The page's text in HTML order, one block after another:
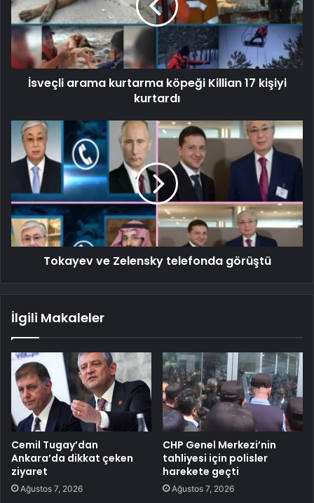
İsveçli arama kurtarma köpeği Killian 17 kişiyi
kurtardı
Tokayev ve Zelensky telefonda görüştü
İlgili Makaleler
Cemil Tugay’dan
Ankara’da dikkat çeken
ziyaret
Ağustos 7, 2026
CHP Genel Merkezi’nin
tahliyesi için polisler
harekete geçti
Ağustos 7, 2026